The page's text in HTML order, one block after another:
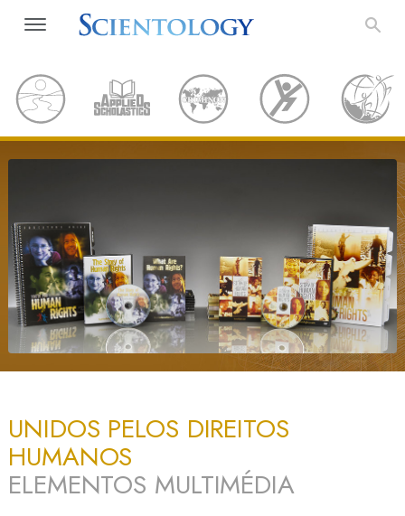
UNIDOS PELOS DIREITOS
HUMANOS
ELEMENTOS MULTIMÉDIA